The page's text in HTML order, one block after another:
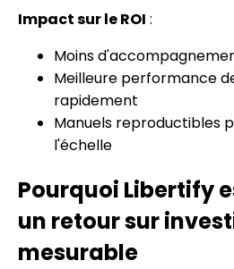
Impact sur le ROI :
Moins
Meilleure performance
rapidement
Manuels reproductibles
l'échelle
Pourquoi Libertify
un retour sur
mesurable